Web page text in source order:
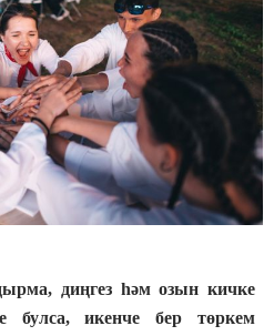
диңгез һәм озын кичке
булса, икенче бер төркем